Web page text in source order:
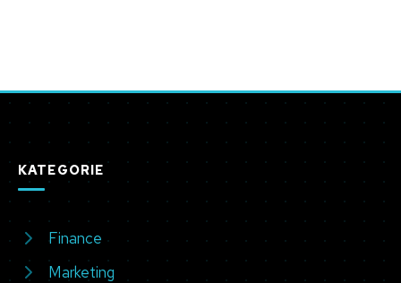
KATEGORIE
Finance
Marketing